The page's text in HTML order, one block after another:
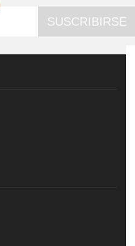
SUSCRIBIRSE